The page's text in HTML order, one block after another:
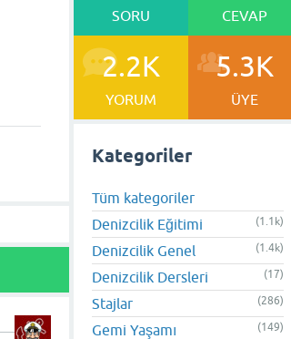
SORU CEVAP
2.2K
YORUM
5.3K
ÜYE
Kategoriler
Tüm kategoriler
Denizcilik Eğitimi
(1.1k)
Denizcilik Genel (1.4k)
Denizcilik Dersleri (17)
Stajlar (286)
Gemi Yaşamı (149)